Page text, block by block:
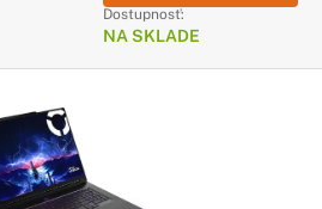
Dostupnosť:
NA SKLADE